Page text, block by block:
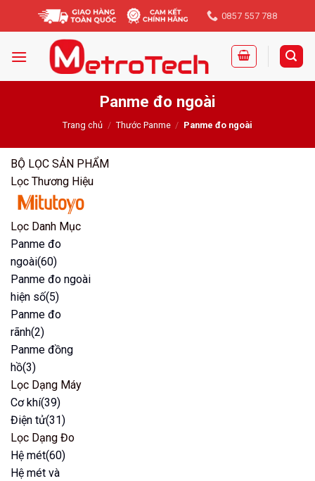
0857 557 788
Panme đo ngoài
Trang chủ / Thước Panme / Panme đo ngoài
BỘ LỌC SẢN PHẨM
Lọc Thương Hiệu
Lọc Danh Mục
Panme đo
ngoài(60)
Panme đo ngoài
hiện số(5)
Panme đo
rãnh(2)
Panme đồng
hồ(3)
Lọc Dạng Máy
Cơ khí(39)
Điện tử(31)
Lọc Dạng Đo
Hệ mét(60)
Hệ mét và